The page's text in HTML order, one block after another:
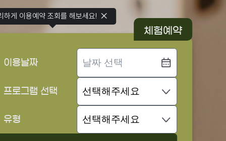
이용날짜
프로그램 선택
유형
체험예약
하게 이용예약 조회를 해보세요!